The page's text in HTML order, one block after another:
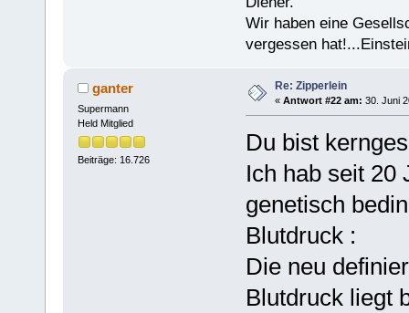
Wir haben eine
vergessen
ganter
Supermann
Held Mitglied
Beiträge: 16.726
Re: Zipperlein
« Antwort #22 am: 30. Juni
Du bist
Ich hab seit 20
genetisch
Blutdruck :
Die neu
Blutdruck liegt